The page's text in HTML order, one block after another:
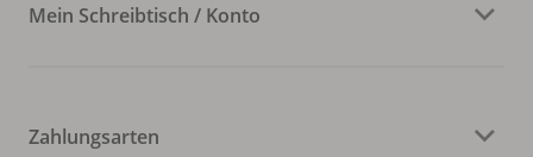
Mein Schreibtisch / Konto
Zahlungsarten